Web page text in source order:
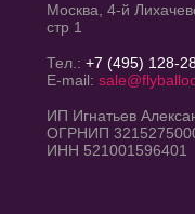
Москва, 4-й
стр 1
Тел.:+7 (495) 128-
E-mail:
ИП Игнатьев
ОГРНИП
ИНН 521001596401